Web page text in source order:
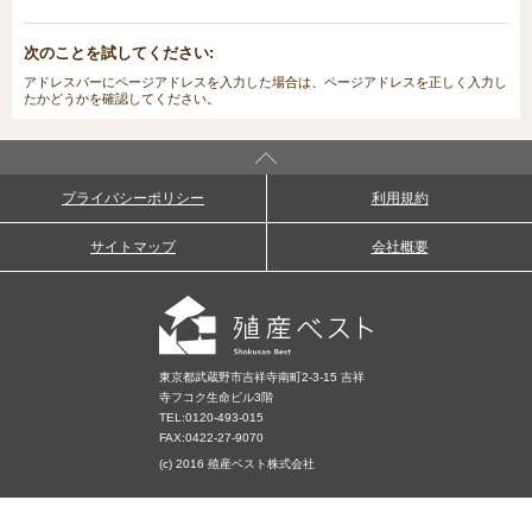
次のことを試してください:
アドレスバーにページアドレスを入力した場合は、ページアドレスを正しく入力し
たかどうかを確認してください。
プライバシーポリシー 利用規約
サイトマップ 会社概要
東京都武蔵野市吉祥寺南町2-3-15 吉祥
寺フコク生命ビル3階
TEL:0120-493-015
FAX:0422-27-9070
(c) 2016 殖産ベスト株式会社